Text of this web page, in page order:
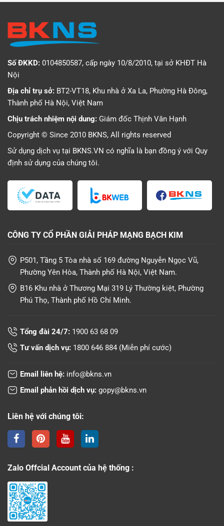
Số ĐKKD: 0104850587, cấp ngày 10/8/2010, tại sở KHĐT Hà
Nội
Địa chỉ trụ sở: BT2-VT18, Khu nhà ở Xa La, Phường Hà Đông,
Thành phố Hà Nội, Việt Nam
Chịu trách nhiệm nội dung: Giám đốc Thịnh Văn Hạnh
Copyright © Since 2010 BKNS, All rights reserved
Sử dụng dịch vụ tại BKNS.VN có nghĩa là bạn đồng ý với Quy
định sử dụng của chúng tôi.
CÔNG TY CỔ PHẦN GIẢI PHÁP MẠNG BẠCH KIM
P501, Tầng 5 Tòa nhà số 169 đường Nguyễn Ngọc Vũ,
Phường Yên Hòa, Thành phố Hà Nội, Việt Nam.
B16 Khu nhà ở Thương Mại 319 Lý Thường kiệt, Phường
Phú Thọ, Thành phố Hồ Chí Minh.
Tổng đài 24/7: 1900 63 68 09
Tư vấn dịch vụ: 1800 646 884 (Miễn phí cước)
Email liên hệ: info@bkns.vn
Email phản hồi dịch vụ: gopy@bkns.vn
Liên hệ với chúng tôi:
Zalo Offcial Account của hệ thống :